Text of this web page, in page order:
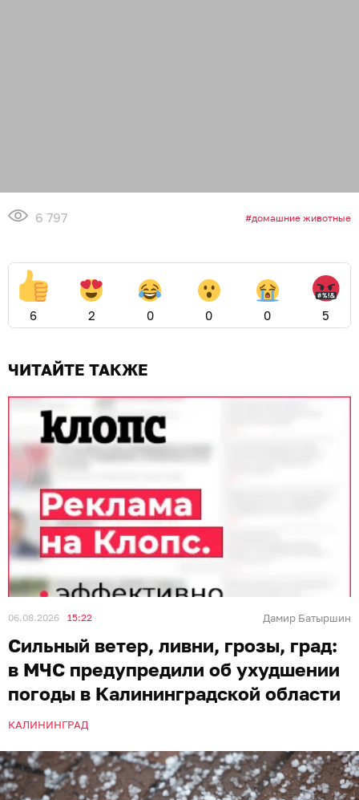
6 797 домашние животные
6 2 0 0 0 5
ЧИТАЙТЕ ТАКЖЕ
06.08.2026 15:22 Дамир Батыршин
Сильный ветер, ливни, грозы, град:
в МЧС предупредили об ухудшении
погоды в Калининградской области
КАЛИНИНГРАД